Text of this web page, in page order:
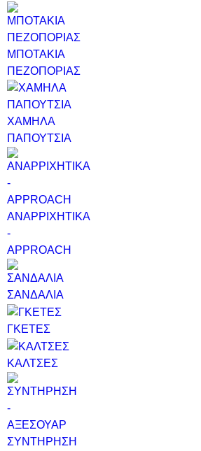
ΜΠΟΤΑΚΙΑ
ΠΕΖΟΠΟΡΙΑΣ
ΧΑΜΗΛΑ
ΠΑΠΟΥΤΣΙΑ
ΑΝΑΡΡΙΧΗΤΙΚΑ
-
APPROACH
ΣΑΝΔΑΛΙΑ
ΓΚΕΤΕΣ
ΚΑΛΤΣΕΣ
ΣΥΝΤΗΡΗΣΗ